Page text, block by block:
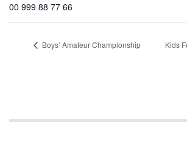
00 999 88 77 66
Boys’ Amateur Championship Kids